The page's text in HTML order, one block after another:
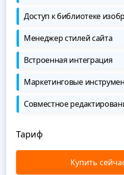
Доступ к библиотеке
Менеджер стилей сайта
Встроенная интеграция
Маркетинговые
Совместное
Тариф
Купить